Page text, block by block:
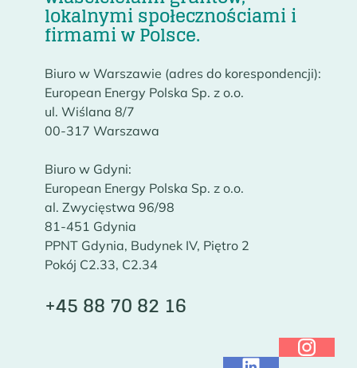
lokalnymi społecznościami i
firmami w Polsce.
Biuro w Warszawie (adres do korespondencji):
European Energy Polska Sp. z o.o.
ul. Wiślana 8/7
00-317 Warszawa
Biuro w Gdyni:
European Energy Polska Sp. z o.o.
al. Zwycięstwa 96/98
81-451 Gdynia
PPNT Gdynia, Budynek IV, Piętro 2
Pokój C2.33, C2.34
+45 88 70 82 16